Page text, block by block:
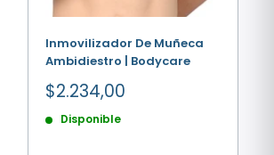
Inmovilizador De Muñeca
Ambidiestro | Bodycare
Precio
de
venta
$2.234,00
Disponible